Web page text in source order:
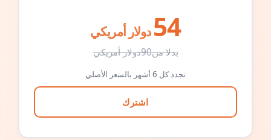
54 دولار أمريكي
بدلا من90دولار أمريكي
تجدد كل 6 أشهر بالسعر الأصلي
اشترك